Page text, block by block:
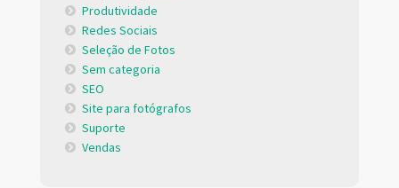
Produtividade
Redes Sociais
Seleção de Fotos
Sem categoria
SEO
Site para fotógrafos
Suporte
Vendas